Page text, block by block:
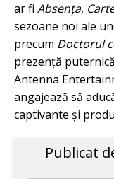
ar fi Absența,
sezoane noi ale
precum Doctorul
prezență
Antenna
angajează să
captivante și
Publicat